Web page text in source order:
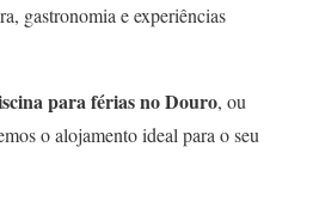
gastronomia e experiências
para férias no Douro, ou
o alojamento ideal para o seu